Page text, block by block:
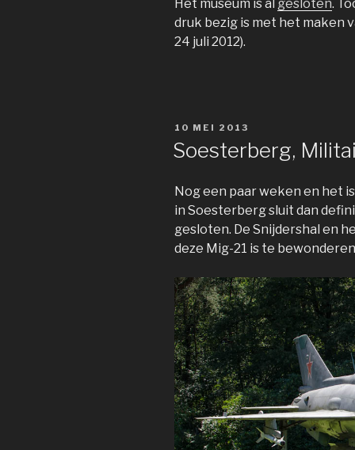
Het museum is al gesloten.
druk bezig is met het maken
24 juli 2012).
GEPLAATST
10 MEI 2013
Soesterberg,
Nog een paar weken en het
in Soesterberg sluit dan
gesloten. De Snijdershal en
deze Mig-21 is te